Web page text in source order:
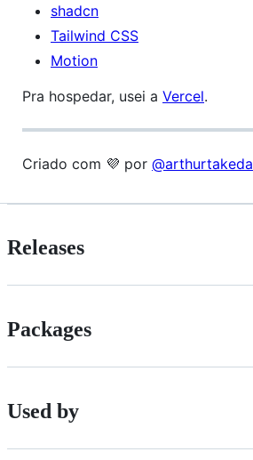
shadcn
Tailwind CSS
Motion
Pra hospedar, usei a Vercel.
Criado com 💜 por @arthurtakeda
Releases
Packages
Used by